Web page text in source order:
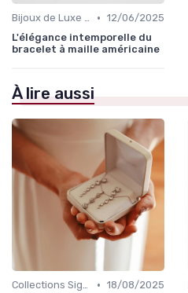
Bijoux de Luxe pour Femmes • 12/06/2025
L'élégance intemporelle du
bracelet à maille américaine
À lire aussi
Collections Signature • 18/08/2025